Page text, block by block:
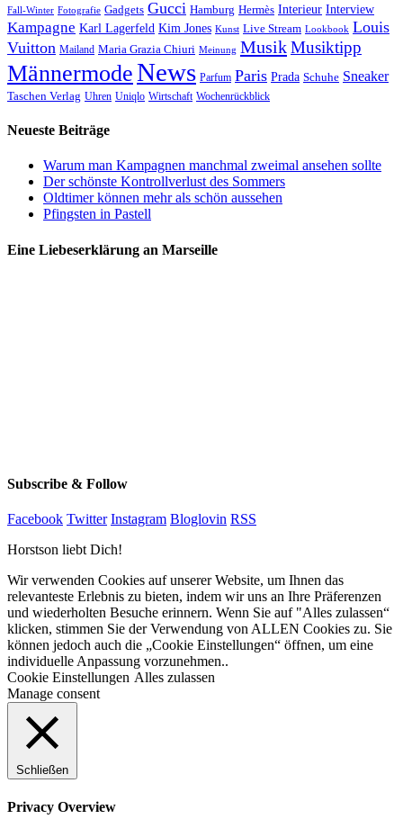
Fall-Winter Fotografie Gadgets Gucci Hamburg Hermès Interieur Interview
Kampagne Karl Lagerfeld Kim Jones Kunst Live Stream Lookbook Louis
Vuitton Mailand Maria Grazia Chiuri Meinung MusikMusiktipp
MännermodeNews Parfum Paris Prada Schuhe Sneaker
Taschen Verlag Uhren Uniqlo Wirtschaft Wochenrückblick
Neueste Beiträge
Warum man Kampagnen manchmal zweimal ansehen sollte
Der schönste Kontrollverlust des Sommers
Oldtimer können mehr als schön aussehen
Pfingsten in Pastell
Eine Liebeserklärung an Marseille
Subscribe & Follow
Facebook Twitter Instagram Bloglovin RSS
Horstson liebt Dich!
Wir verwenden Cookies auf unserer Website, um Ihnen das
relevanteste Erlebnis zu bieten, indem wir uns an Ihre Präferenzen
und wiederholten Besuche erinnern. Wenn Sie auf "Alles zulassen“
klicken, stimmen Sie der Verwendung von ALLEN Cookies zu. Sie
können jedoch auch die „Cookie Einstellungen“ öffnen, um eine
individuelle Anpassung vorzunehmen..
Cookie Einstellungen Alles zulassen
Manage consent
Schließen
Privacy Overview